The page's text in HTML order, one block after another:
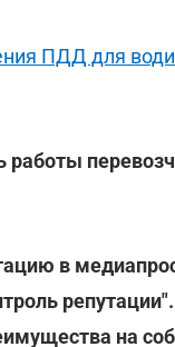
ПДД для
работы
в
на